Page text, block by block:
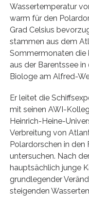
Wassertemperatur
warm für den
Grad Celsius
stammen aus dem
Sommermonaten die
aus der Barentssee in
Biologe am Alfred-
Er leitet die
mit seinen AWI-
Heinrich-Heine-
Verbreitung von
Polardorschen in den
untersuchen. Nach
hauptsächlich junge
grundlegender
steigenden